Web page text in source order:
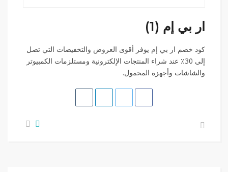
ار بي إم (1)
كود خصم ار بي إم يوفر أقوى العروض والتخفيضات التي تصل
إلى 30٪ عند شراء المنتجات الإلكترونية ومستلزمات الكمبيوتر
والشاشات وأجهزة المحمول.